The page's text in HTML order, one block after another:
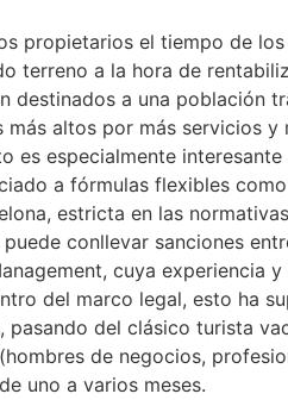
propietarios el tiempo de
terreno a la hora de
destinados a una población
altos por más servicios y
es especialmente
a fórmulas flexibles
estricta en las
conllevar sanciones
cuya experiencia
del marco legal, esto ha
del clásico turista
de negocios,
uno a varios meses.